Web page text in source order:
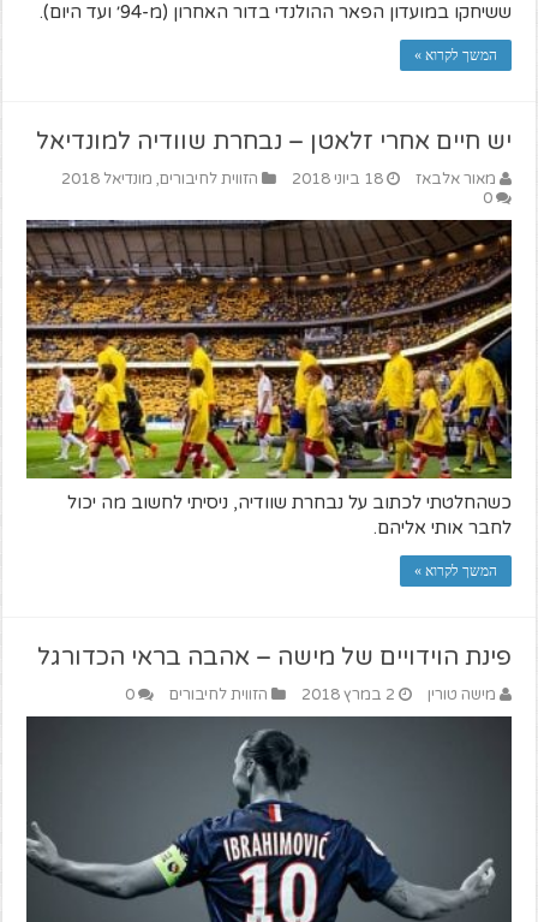
ששיחקו במועדון הפאר ההולנדי בדור האחרון (מ-94׳ ועד היום).
המשך לקרוא »
יש חיים אחרי זלאטן – נבחרת שוודיה למונדיאל
מאור אלבאז 18 ביוני 2018 הזווית לחיבורים, מונדיאל 2018
0
כשהחלטתי לכתוב על נבחרת שוודיה, ניסיתי לחשוב מה יכול
לחבר אותי אליהם.
המשך לקרוא »
פינת הוידויים של מישה – אהבה בראי הכדורגל
מישה טורין 2 במרץ 2018 הזווית לחיבורים 0